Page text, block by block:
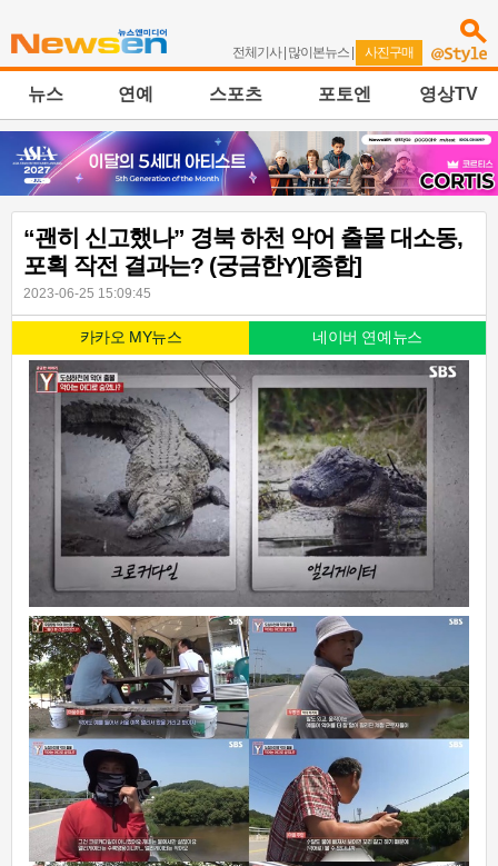
전체기사| 많이본뉴스 | 사진구매
뉴스 연예 스포츠 포토엔 영상TV
“괜히 신고했나” 경북 하천 악어 출몰 대소동,
포획 작전 결과는? (궁금한Y)[종합]
2023-06-25 15:09:45
카카오 MY뉴스 네이버 연예뉴스